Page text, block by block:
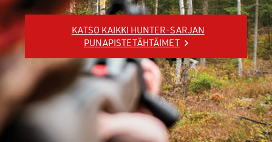
KATSO KAIKKI HUNTER-SARJAN
PUNAPISTETÄHTÄIMET